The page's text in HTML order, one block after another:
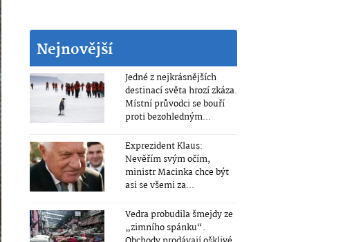
Nejnovější
Jedné z nejkrásnějších
destinací světa hrozí zkáza.
Místní průvodci se bouří
proti bezohledným...
Exprezident Klaus:
Nevěřím svým očím,
ministr Macinka chce být
asi se všemi za...
Vedra probudila šmejdy ze
„zimního spánku“.